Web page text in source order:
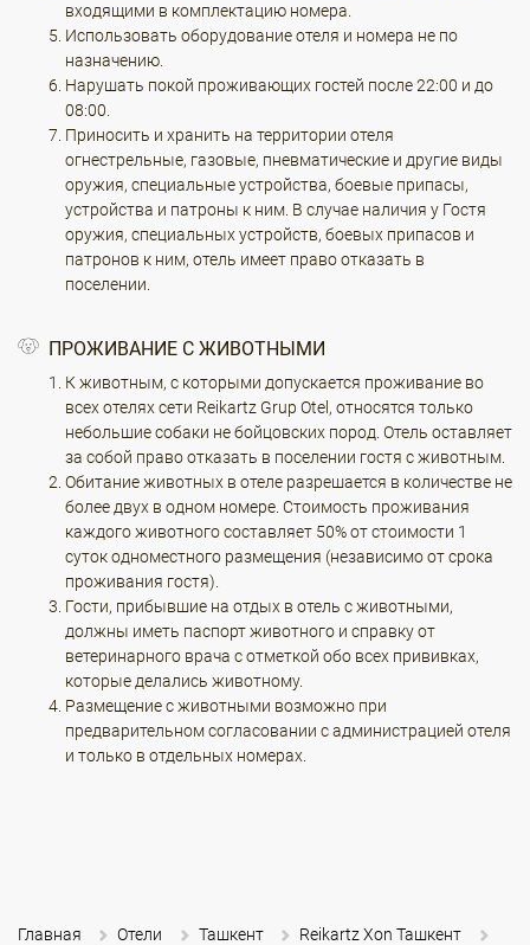
входящими в комплектацию номера.
Использовать оборудование отеля и номера не по
назначению.
Нарушать покой проживающих гостей после 22:00 и до
08:00.
Приносить и хранить на территории отеля
огнестрельные, газовые, пневматические и другие виды
оружия, специальные устройства, боевые припасы,
устройства и патроны к ним. В случае наличия у Гостя
оружия, специальных устройств, боевых припасов и
патронов к ним, отель имеет право отказать в
поселении.
ПРОЖИВАНИЕ С ЖИВОТНЫМИ
К животным, с которыми допускается проживание во
всех отелях сети Reikartz Grup Otel, относятся только
небольшие собаки не бойцовских пород. Отель оставляет
за собой право отказать в поселении гостя с животным.
Обитание животных в отеле разрешается в количестве не
более двух в одном номере. Стоимость проживания
каждого животного составляет 50% от стоимости 1
суток одноместного размещения (независимо от срока
проживания гостя).
Гости, прибывшие на отдых в отель с животными,
должны иметь паспорт животного и справку от
ветеринарного врача с отметкой обо всех прививках,
которые делались животному.
Размещение с животными возможно при
предварительном согласовании с администрацией отеля
и только в отдельных номерах.
Главная Отели Ташкент
Reikartz Xon Ташкент